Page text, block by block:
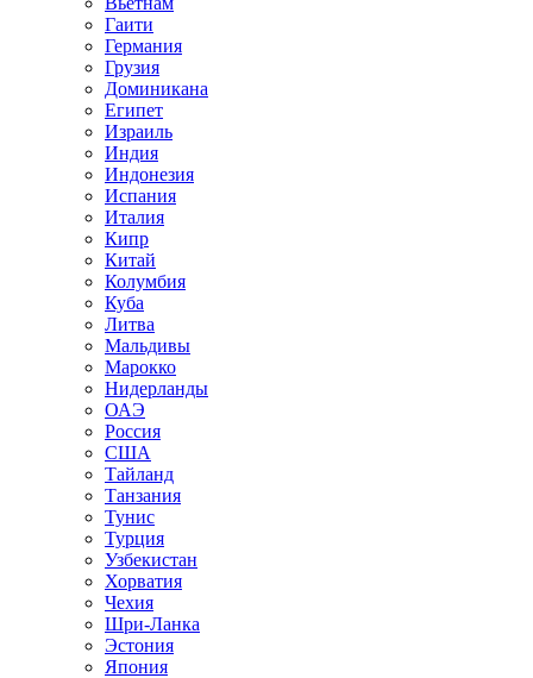
Гаити
Германия
Грузия
Доминикана
Египет
Израиль
Индия
Индонезия
Испания
Италия
Кипр
Китай
Колумбия
Куба
Литва
Мальдивы
Марокко
Нидерланды
ОАЭ
Россия
США
Тайланд
Танзания
Тунис
Турция
Узбекистан
Хорватия
Чехия
Шри-Ланка
Эстония
Япония